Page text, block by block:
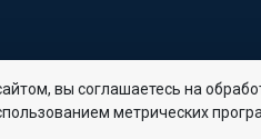
вы соглашаетесь на
метрических